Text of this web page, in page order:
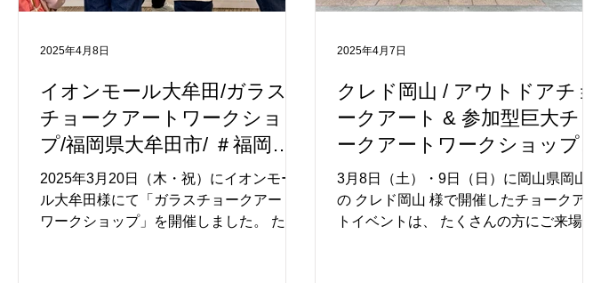
に、お子様たちは夢中になって楽しんで
チョークアート会場とあわせて施設内を
回遊が生まれておりました。 このような
貴重な機会をいただきましたフォレオ大
津様、そしてご参加くださった皆さ
となりました。自分の描いた絵が会場に
皆さまが誇らしげに作品と写真を撮影す
る姿が印象的でした。 また、屋外のレン
ガ棟には「チョークアート号®（商標登
第71488号）」が初登場。水色の車体を
キャンバスに、自由に絵を描ける“移
イオンモール大牟田/ガラス
チョークアートワークショッ
プ/福岡県大牟田市/ ＃福岡県
大牟田市 ＃ファミリーイベン
ト #アートイベント
2025年3月20日（木・祝）にイオンモー
ル大牟田様にて「ガラスチョークアート
ワークショップ」を開催しました。 たく
2025年4月8日
クレド岡山 / アウトドアチョ
ークアート & 参加型巨大チョ
ークアートワークショップ &
ガラスチョークアートワーク
ショップ/ 岡山県岡山市/ #
岡山県#ファミリーイベント
3月8日（土）・9日（日）に岡山県岡山
の クレド岡山 様で開催したチョークアー
トイベントは、 たくさんの方にご来場い
2025年4月7日